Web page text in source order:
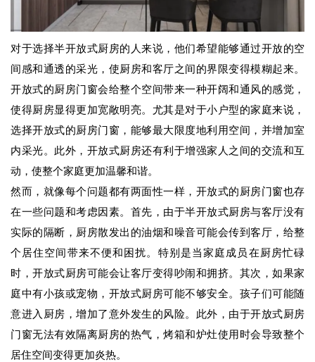
对于选择半开放式厨房的人来说，他们希望能够通过开放的空
间感和通透的采光，使厨房和客厅之间的界限变得模糊起来。
开放式的厨房门窗会给整个空间带来一种开阔和通风的感觉，
使得厨房显得更加宽敞明亮。尤其是对于小户型的家庭来说，
选择开放式的厨房门窗，能够最大限度地利用空间，并增加室
内采光。此外，开放式厨房还有利于增强家人之间的交流和互
动，使整个家庭更加温馨和谐。
然而，就像每个问题都有两面性一样，开放式的厨房门窗也存
在一些问题和考虑因素。首先，由于半开放式厨房与客厅没有
实际的隔断，厨房散发出的油烟和噪音可能会传到客厅，给整
个居住空间带来不便和困扰。特别是当家庭成员在厨房忙碌
时，开放式厨房可能会让客厅变得吵闹和拥挤。其次，如果家
庭中有小孩或宠物，开放式厨房可能不够安全。孩子们可能随
意进入厨房，增加了意外发生的风险。此外，由于开放式厨房
门窗无法有效隔离厨房的热气，烤箱和炉灶使用时会导致整个
居住空间变得更加炎热。